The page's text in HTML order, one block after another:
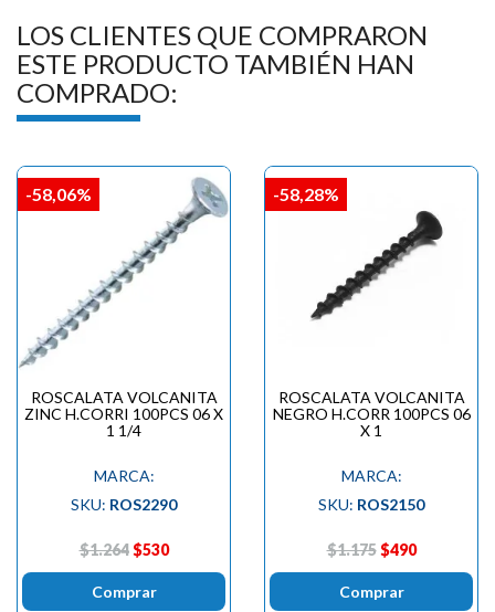
LOS CLIENTES QUE COMPRARON
ESTE PRODUCTO TAMBIÉN HAN
COMPRADO:
ROSCALATA VOLCANITA
ZINC H.CORRI 100PCS 06 X
1 1/4
MARCA:
SKU: ROS2290
$1.264 $530
Comprar
-58,06%
ROSCALATA VOLCANITA
NEGRO H.CORR 100PCS 06
X 1
MARCA:
SKU: ROS2150
$1.175 $490
Comprar
-58,28%